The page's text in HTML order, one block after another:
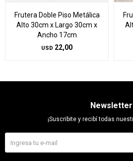
Frutera Doble Piso Metálica
Alto 30cm x Largo 30cm x
Ancho 17cm
USD 22,00
Newsletter
¡Suscribite y recibí todas